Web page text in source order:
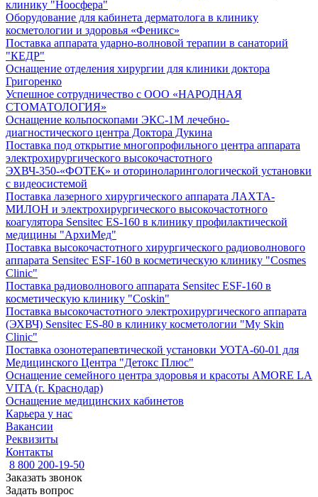
клинику "Ноосфера"
Оборудование для кабинета дерматолога в клинику
косметологии и здоровья «Феникс»
Поставка аппарата ударно-волновой терапии в санаторий
"КЕДР"
Оснащение отделения хирургии для клиники доктора
Григоренко
Успешное сотрудничество с ООО «НАРОДНАЯ
СТОМАТОЛОГИЯ»
Оснащение кольпоскопами ЭКС-1М лечебно-
диагностического центра Доктора Дукина
Поставка под открытие многопрофильного центра аппарата
электрохирургического высокочастотного
ЭХВЧ-350-«ФОТЕК» и оториноларингологической установки
с видеосистемой
Поставка лазерного хирургического аппарата ЛАХТА-
МИЛОН и электрохирургического высокочастотного
коагулятора Sensitec ES-160 в клинику профилактической
медицины "АрхиМед"
Поставка высокочастотного хирургического радиоволнового
аппарата Sensitec ESF-160 в косметическую клинику "Cosmes
Clinic"
Поставка радиоволнового аппарата Sensitec ESF-160 в
косметическую клинику "Coskin"
Поставка высокочастотного электрохирургического аппарата
(ЭХВЧ) Sensitec ES-80 в клинику косметологии "My Skin
Clinic"
Поставка озонотерапевтической установки УОТА-60-01 для
Медицинского Центра "Детокс Плюс"
Оснащение семейного центра здоровья и красоты AMORE LA
VITA (г. Краснодар)
Оснащение медицинских кабинетов
Карьера у нас
Вакансии
Реквизиты
Контакты
8 800 200-19-50
Заказать звонок
Задать вопрос